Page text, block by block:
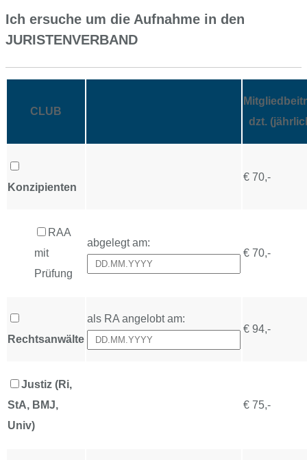
Ich ersuche um die Aufnahme in den
JURISTENVERBAND
CLUB
dzt.
Konzipienten
€ 70,-
RAA
mit
Prüfung
abgelegt am:
€ 70,-
Rechtsanwälte
als RA angelobt am:
€ 94,-
Justiz (Ri,
StA, BMJ,
Univ)
€ 75,-